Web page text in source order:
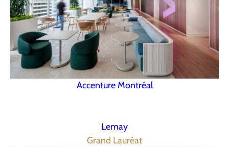
Accenture Montréal
Lemay
Grand Lauréat